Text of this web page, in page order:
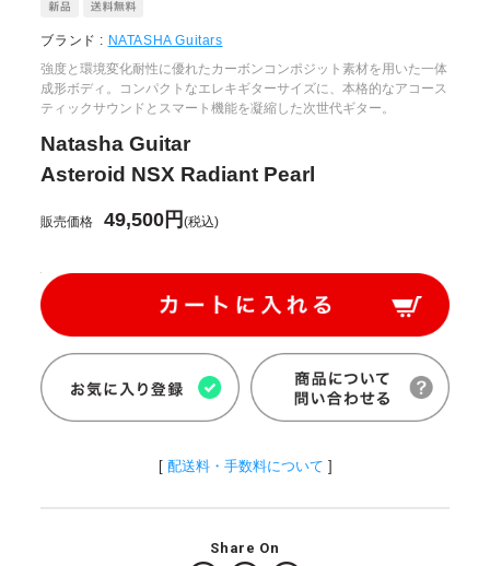
ブランド : NATASHA Guitars
強度と環境変化耐性に優れたカーボンコンポジット素材を用いた一体
成形ボディ。コンパクトなエレキギターサイズに、本格的なアコース
ティックサウンドとスマート機能を凝縮した次世代ギター。
Natasha Guitar
Asteroid NSX Radiant Pearl
販売価格 49,500円(税込)
[ 配送料・手数料について ]
Share On